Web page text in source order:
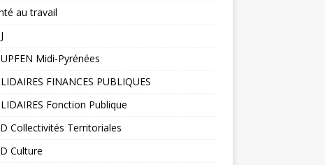
au travail
Midi-Pyrénées
FINANCES PUBLIQUES
Fonction Publique
Collectivités Territoriales
Culture